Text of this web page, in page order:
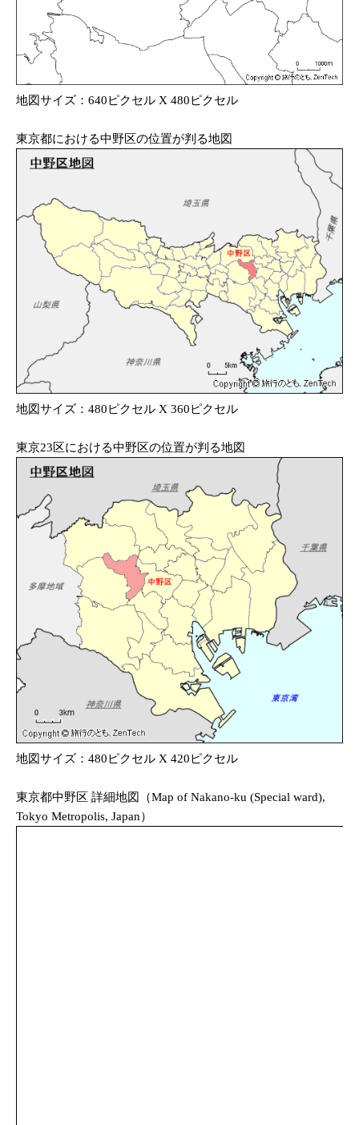
地図サイズ：640ピクセル X 480ピクセル
東京都における中野区の位置が判る地図
地図サイズ：480ピクセル X 360ピクセル
東京23区における中野区の位置が判る地図
地図サイズ：480ピクセル X 420ピクセル
東京都中野区 詳細地図（Map of Nakano-ku (Special ward),
Tokyo Metropolis, Japan）